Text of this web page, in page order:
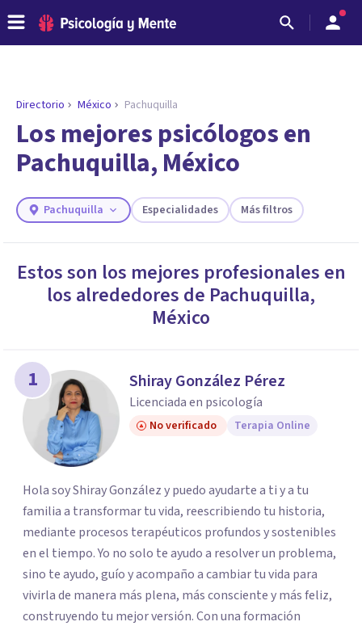
ENCONTRAR MI TERAPEUTA
¿Necesitas ayuda para encontrar el
psicólogo adecuado?
los profesionales que más se ajustan a tus
necesidades.
Responder cuestionario
Directorio México Pachuquilla
Los mejores psicólogos en
Pachuquilla, México
Pachuquilla Especialidades Más filtros
Estos son los mejores profesionales en
los alrededores de Pachuquilla,
México
1 Shiray González Pérez
Licenciada en psicología
No verificado Terapia Online
Hola soy Shiray González y puedo ayudarte a ti y a tu
familia a transformar tu vida, reescribiendo tu historia,
mediante procesos terapéuticos profundos y sostenibles
en el tiempo. Yo no solo te ayudo a resolver un problema,
sino te ayudo, guío y acompaño a cambiar tu vida para
vivirla de manera más plena, más consciente y más feliz,
construyendo tu mejor versión. Con una formación